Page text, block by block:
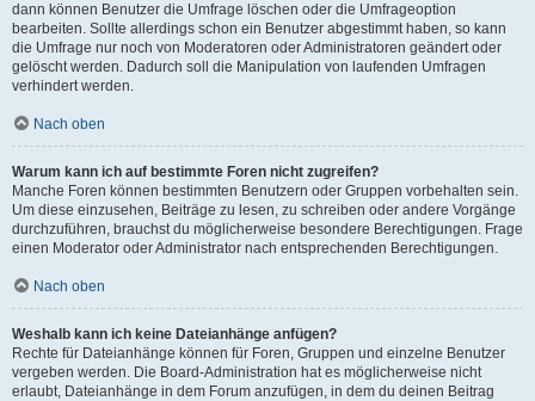
dann können Benutzer die Umfrage löschen oder die Umfrageoption
bearbeiten. Sollte allerdings schon ein Benutzer abgestimmt haben, so kann
die Umfrage nur noch von Moderatoren oder Administratoren geändert oder
gelöscht werden. Dadurch soll die Manipulation von laufenden Umfragen
verhindert werden.
Nach oben
Warum kann ich auf bestimmte Foren nicht zugreifen?
Manche Foren können bestimmten Benutzern oder Gruppen vorbehalten sein.
Um diese einzusehen, Beiträge zu lesen, zu schreiben oder andere Vorgänge
durchzuführen, brauchst du möglicherweise besondere Berechtigungen. Frage
einen Moderator oder Administrator nach entsprechenden Berechtigungen.
Nach oben
Weshalb kann ich keine Dateianhänge anfügen?
Rechte für Dateianhänge können für Foren, Gruppen und einzelne Benutzer
vergeben werden. Die Board-Administration hat es möglicherweise nicht
erlaubt, Dateianhänge in dem Forum anzufügen, in dem du deinen Beitrag